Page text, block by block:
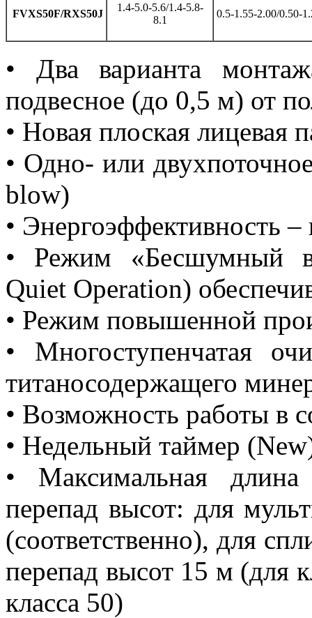
FVXS50F/RXS50J
1.4-5.0-5.6/1.4-5.8-
8.1
0.5-1.55-2.00/0.50-
• Два варианта
подвесное (до 0,5 м) от
• Новая плоская лицевая
• Одно- или
blow)
• Энергоэффективность –
• Режим «Бесшумный
Quiet Operation)
• Режим повышенной
• Многоступенчатая
титаносодержащего
• Возможность работы в
• Недельный таймер
• Максимальная длина
перепад высот: для
(соответственно), для
перепад высот 15 м (для
класса 50)